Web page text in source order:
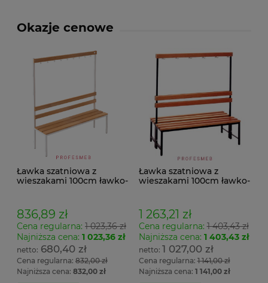
Okazje cenowe
Ławka szatniowa z
wieszakami 100cm ławko-
836,89 zł
Cena regularna: 1 023,36 zł
Najniższa cena: 1 023,36 zł
680,40 zł
Cena regularna: 832,00 zł
Najniższa cena: 832,00 zł
Ławka szatniowa z
wieszakami 100cm ławko-
1 263,21 zł
Cena regularna:1 403,43 zł
Najniższa cena: 1 403,43 zł
1 027,00 zł
Cena regularna:1 141,00 zł
Najniższa cena: 1 141,00 zł